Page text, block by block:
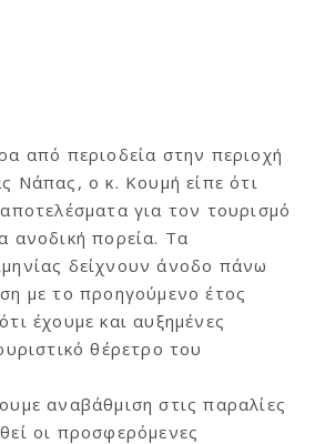
από περιοδεία στην περιοχή
Νάπας, ο κ. Κουμή είπε ότι
για τον τουρισμό
ανοδική πορεία. Τα
δείχνουν άνοδο πάνω
με το προηγούμενο έτος
έχουμε και αυξημένες
θέρετρο του
αναβάθμιση στις παραλίες
οι προσφερόμενες